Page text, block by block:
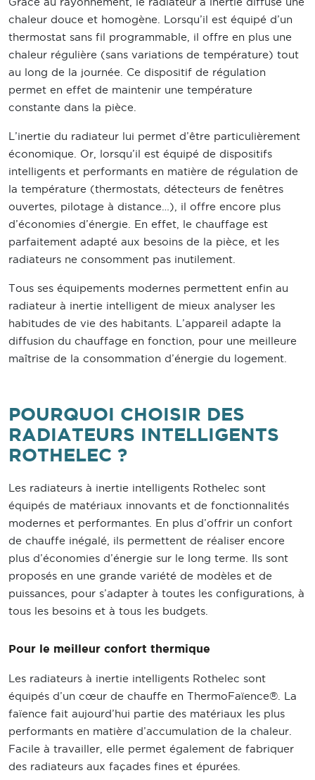
chaleur douce et homogène. Lorsqu’il est équipé d’un
thermostat sans fil programmable, il offre en plus une
chaleur régulière (sans variations de température) tout
au long de la journée. Ce dispositif de régulation
permet en effet de maintenir une température
constante dans la pièce.
L’inertie du radiateur lui permet d’être particulièrement
économique. Or, lorsqu’il est équipé de dispositifs
intelligents et performants en matière de régulation de
la température (thermostats, détecteurs de fenêtres
ouvertes, pilotage à distance…), il offre encore plus
d’économies d’énergie. En effet, le chauffage est
parfaitement adapté aux besoins de la pièce, et les
radiateurs ne consomment pas inutilement.
Tous ses équipements modernes permettent enfin au
radiateur à inertie intelligent de mieux analyser les
habitudes de vie des habitants. L’appareil adapte la
diffusion du chauffage en fonction, pour une meilleure
maîtrise de la consommation d’énergie du logement.
POURQUOI CHOISIR DES
RADIATEURS INTELLIGENTS
ROTHELEC ?
Les radiateurs à inertie intelligents Rothelec sont
équipés de matériaux innovants et de fonctionnalités
modernes et performantes. En plus d’offrir un confort
de chauffe inégalé, ils permettent de réaliser encore
plus d’économies d’énergie sur le long terme. Ils sont
proposés en une grande variété de modèles et de
puissances, pour s’adapter à toutes les configurations, à
tous les besoins et à tous les budgets.
Pour le meilleur confort thermique
Les radiateurs à inertie intelligents Rothelec sont
équipés d’un cœur de chauffe en ThermoFaïence®. La
faïence fait aujourd’hui partie des matériaux les plus
performants en matière d’accumulation de la chaleur.
Facile à travailler, elle permet également de fabriquer
des radiateurs aux façades fines et épurées.